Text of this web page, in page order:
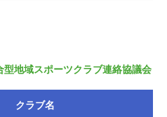
地域スポーツクラブ連絡協議会
クラブ名